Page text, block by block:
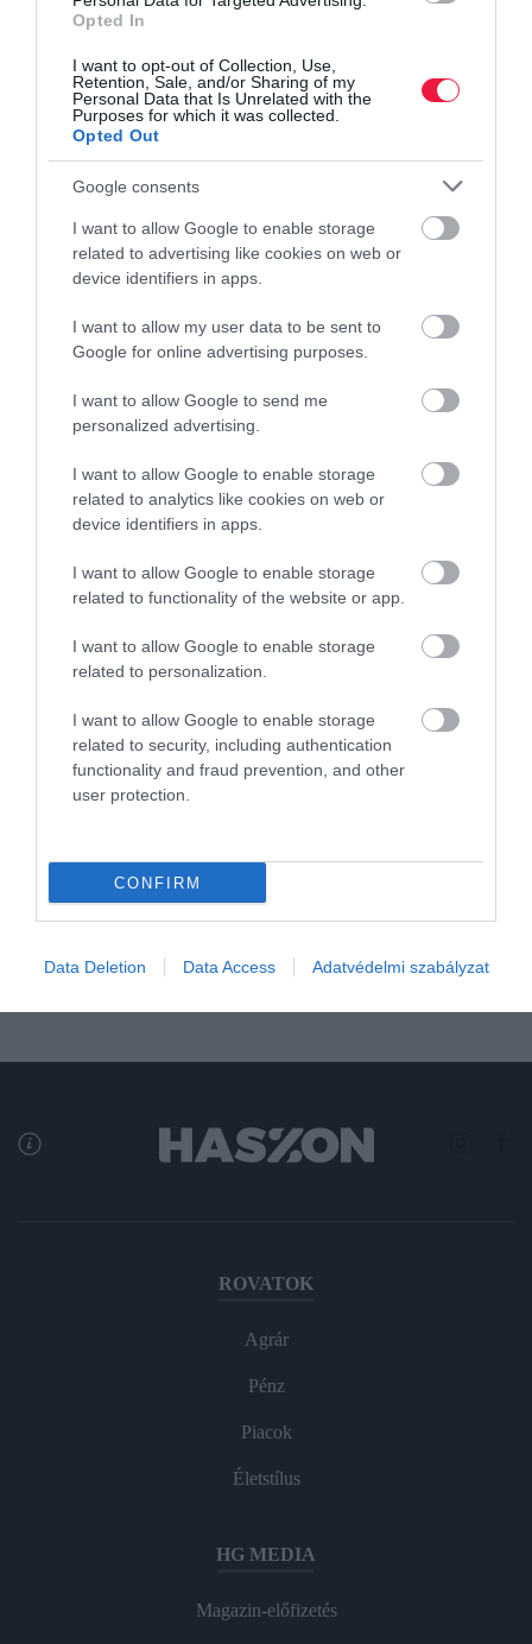
Opted In
I want to opt-out of Collection, Use,
Retention, Sale, and/or Sharing of my
Personal Data that Is Unrelated with the
Purposes for which it was collected.
Opted Out
Google consents
I want to allow Google to enable storage
related to advertising like cookies on web or
device identifiers in apps.
I want to allow my user data to be sent to
Google for online advertising purposes.
I want to allow Google to send me
personalized advertising.
I want to allow Google to enable storage
related to analytics like cookies on web or
device identifiers in apps.
I want to allow Google to enable storage
related to functionality of the website or app.
I want to allow Google to enable storage
related to personalization.
I want to allow Google to enable storage
related to security, including authentication
functionality and fraud prevention, and other
user protection.
CONFIRM
Data Deletion Data Access Adatvédelmi szabályzat
hogy a feszített, koncentrált munkával és kihívásokkal teli napok
Komoly állami segítséget kapnak a
komolyzenészek, de hogyan és kik?
a komolyzenészeket. Az nem derült ki, hogy pontosan kik és
milyen rendszerben kapják meg a pénzt.
ROVATOK
Agrár
Pénz
Piacok
Életstílus
HG MEDIA
Magazin-előfizetés